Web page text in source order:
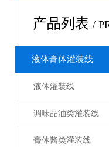
产品列表 /
液体膏体灌装线
液体灌装线
调味品油类灌装线
膏体酱类灌装线